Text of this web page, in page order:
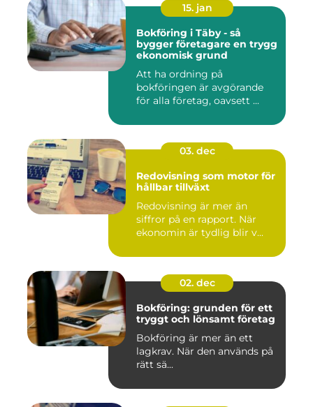
15. jan
Bokföring i Täby - så
bygger företagare en trygg
ekonomisk grund
Att ha ordning på
bokföringen är avgörande
för alla företag, oavsett ...
03. dec
Redovisning som motor för
hållbar tillväxt
Redovisning är mer än
siffror på en rapport. När
ekonomin är tydlig blir v...
02. dec
Bokföring: grunden för ett
tryggt och lönsamt företag
Bokföring är mer än ett
lagkrav. När den används på
rätt sä...